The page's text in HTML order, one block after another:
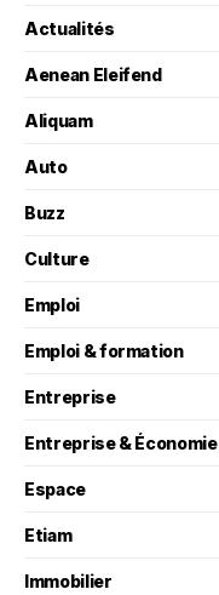
Actualités
Aenean Eleifend
Aliquam
Auto
Buzz
Culture
Emploi
Emploi & formation
Entreprise
Entreprise & Économie
Espace
Etiam
Immobilier